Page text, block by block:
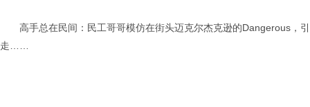
高手总在民间：民工哥哥模仿在街头迈克尔杰克逊的Dangerous，
走……